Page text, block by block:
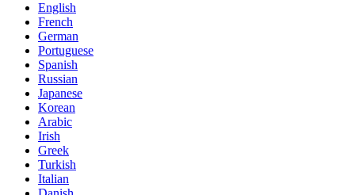
English
French
German
Portuguese
Spanish
Russian
Japanese
Korean
Arabic
Irish
Greek
Turkish
Italian